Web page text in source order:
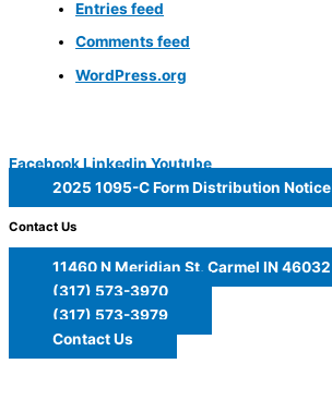
Entries feed
Comments feed
WordPress.org
FacebookLinkedin Youtube
2025 1095-C Form Distribution Notice
Contact Us
11460 N Meridian St, Carmel IN 46032
(317) 573-3970
(317) 573-3979
Contact Us